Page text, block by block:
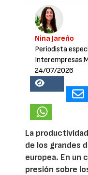
Nina Jareño
Periodista
Interempresas
24/07/2026
18866
La
de los grandes
europea. En un
presión sobre